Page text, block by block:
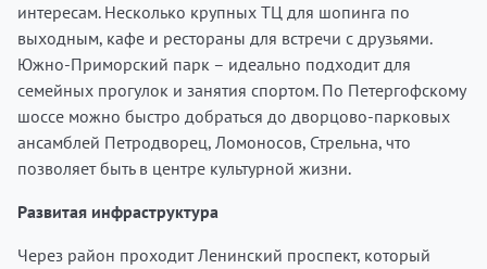
интересам. Несколько крупных ТЦ для шопинга по
выходным, кафе и рестораны для встречи с друзьями.
Южно-Приморский парк – идеально подходит для
семейных прогулок и занятия спортом. По Петергофскому
шоссе можно быстро добраться до дворцово-парковых
ансамблей Петродворец, Ломоносов, Стрельна, что
позволяет быть в центре культурной жизни.
Развитая инфраструктура
Через район проходит Ленинский проспект, который